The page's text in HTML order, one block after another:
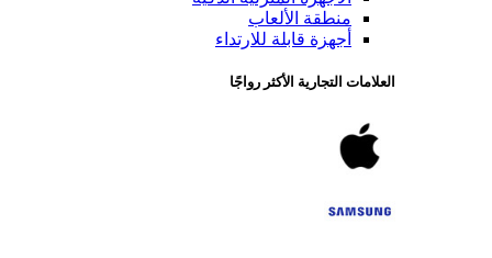
منطقة الألعاب
أجهزة قابلة للارتداء
العلامات التجارية الأكثر رواجًا